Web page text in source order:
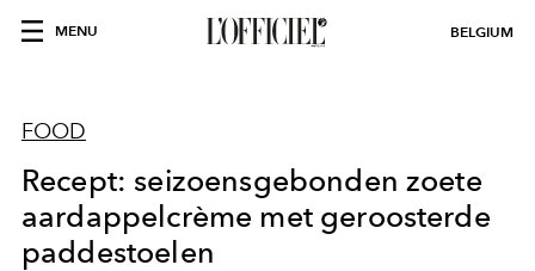
MENU BELGIUM
FOOD
Recept: seizoensgebonden zoete
aardappelcrème met geroosterde
paddestoelen